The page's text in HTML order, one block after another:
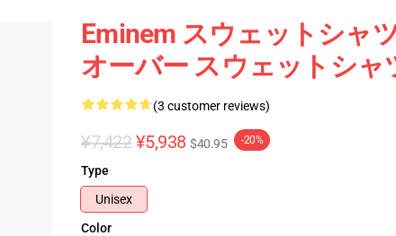
Eminem スウェットシャ
オーバー スウェットシャ
(3 customer reviews)
¥7,422 ¥5,938 $40.95 -20%
Type
Unisex
Color